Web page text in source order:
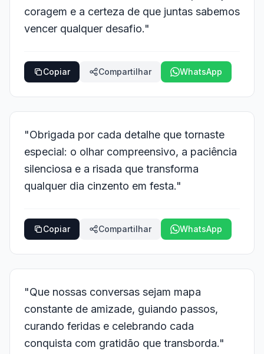
coragem e a certeza de que juntas sabemos
vencer qualquer desafio."
Copiar Compartilhar WhatsApp
"Obrigada por cada detalhe que tornaste
especial: o olhar compreensivo, a paciência
silenciosa e a risada que transforma
qualquer dia cinzento em festa."
Copiar Compartilhar WhatsApp
"Que nossas conversas sejam mapa
constante de amizade, guiando passos,
curando feridas e celebrando cada
conquista com gratidão que transborda."